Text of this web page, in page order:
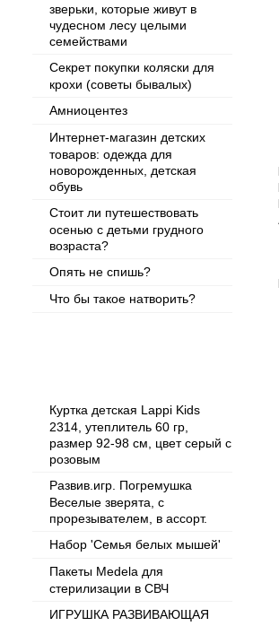
зверьки, которые живут в
чудесном лесу целыми
семействами
Секрет покупки коляски для
крохи (советы бывалых)
Амниоцентез
Интернет-магазин детских
товаров: одежда для
новорожденных, детская
обувь
Стоит ли путешествовать
осенью с детьми грудного
возраста?
Опять не спишь?
Что бы такое натворить?
Куртка детская Lappi Kids
2314, утеплитель 60 гр,
размер 92-98 см, цвет серый с
розовым
Развив.игр. Погремушка
Веселые зверята, с
прорезывателем, в ассорт.
Набор 'Семья белых мышей'
Пакеты Medela для
стерилизации в СВЧ
ИГРУШКА РАЗВИВАЮЩАЯ